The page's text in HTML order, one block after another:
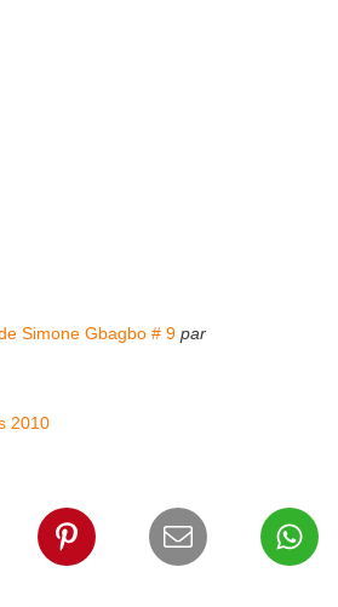
Simone Gbagbo # 9 par
2010